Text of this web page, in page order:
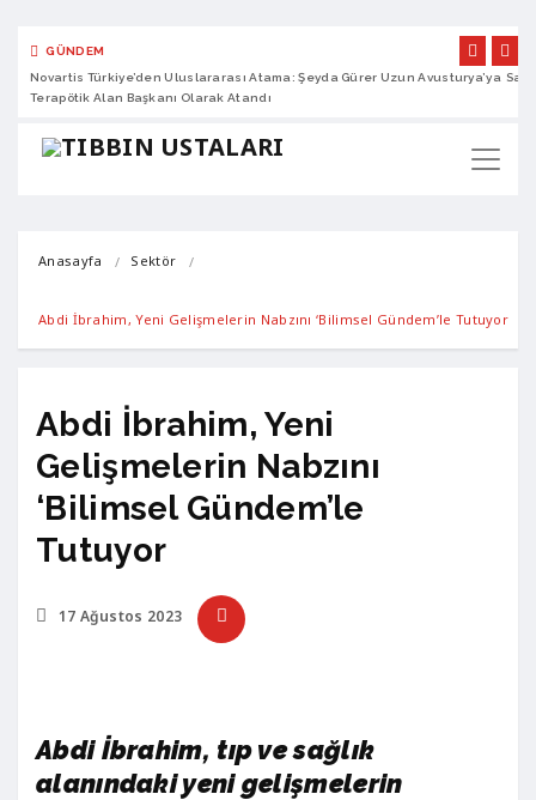
GÜNDEM
Novartis Türkiye’den Uluslararası Atama: Şeyda Gürer Uzun Avusturya’ya
Terapötik Alan Başkanı Olarak Atandı
Anasayfa Sektör
Abdi İbrahim, Yeni Gelişmelerin Nabzını ‘Bilimsel Gündem’le Tutuyor
Abdi İbrahim, Yeni
Gelişmelerin Nabzını
‘Bilimsel Gündem’le
Tutuyor
17 Ağustos 2023
Abdi İbrahim, tıp ve sağlık
alanındaki yeni gelişmelerin